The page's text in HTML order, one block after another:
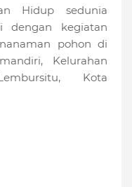
Hidup sedunia
dengan kegiatan
pohon di
Kelurahan
Kota